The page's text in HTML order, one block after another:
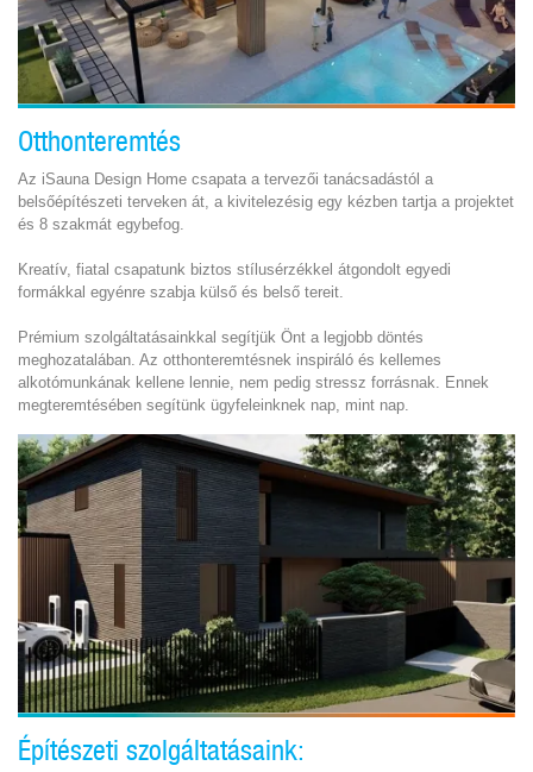
Otthonteremtés
Az iSauna Design Home csapata a tervezői tanácsadástól a
belsőépítészeti terveken át, a kivitelezésig egy kézben tartja a projektet
és 8 szakmát egybefog.
Kreatív, fiatal csapatunk biztos stílusérzékkel átgondolt egyedi
formákkal egyénre szabja külső és belső tereit.
Prémium szolgáltatásainkkal segítjük Önt a legjobb döntés
meghozatalában. Az otthonteremtésnek inspiráló és kellemes
alkotómunkának kellene lennie, nem pedig stressz forrásnak. Ennek
megteremtésében segítünk ügyfeleinknek nap, mint nap.
Építészeti szolgáltatásaink: